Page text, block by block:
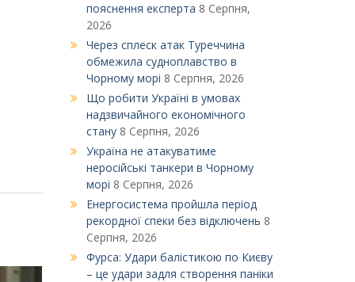
пояснення експерта 8 Серпня,
2026
Через сплеск атак Туреччина
обмежила судноплавство в
Чорному морі 8 Серпня, 2026
Що робити Україні в умовах
надзвичайного економічного
стану 8 Серпня, 2026
Україна не атакуватиме
неросійські танкери в Чорному
морі 8 Серпня, 2026
Енергосистема пройшла період
рекордної спеки без відключень 8
Серпня, 2026
Фурса: Удари балістикою по Києву
– це удари задля створення паніки